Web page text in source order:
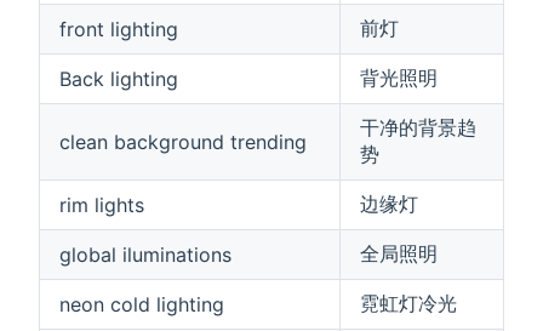
front lighting 前灯
Back lighting 背光照明
clean background trending
干净的背景趋
势
rim lights 边缘灯
global iluminations 全局照明
neon cold lighting 霓虹灯冷光